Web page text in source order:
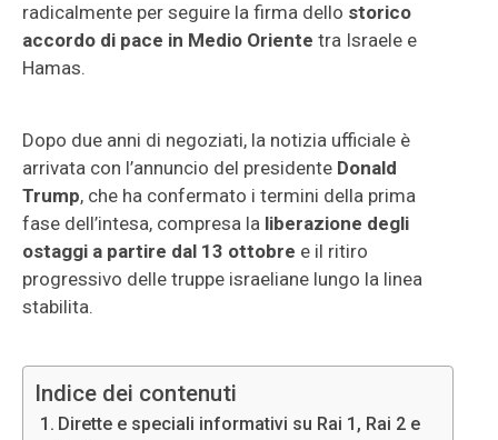
radicalmente per seguire la firma dello storico
accordo di pace in Medio Oriente tra Israele e
Hamas.
Dopo due anni di negoziati, la notizia ufficiale è
arrivata con l’annuncio del presidente Donald
Trump, che ha confermato i termini della prima
fase dell’intesa, compresa la liberazione degli
ostaggi a partire dal 13 ottobre e il ritiro
progressivo delle truppe israeliane lungo la linea
stabilita.
Indice dei contenuti
Dirette e speciali informativi su Rai 1, Rai 2 e